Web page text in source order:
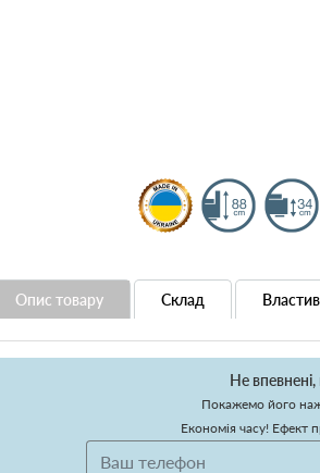
Опис товару Склад
Не
Покажемо його
Економія часу! Ефект